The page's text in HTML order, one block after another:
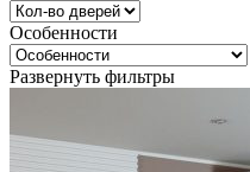
Особенности
Развернуть фильтры